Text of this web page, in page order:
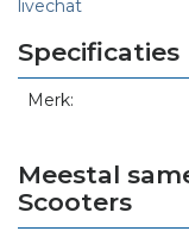
livechat
Specificaties
Merk:
Meestal
Scooters